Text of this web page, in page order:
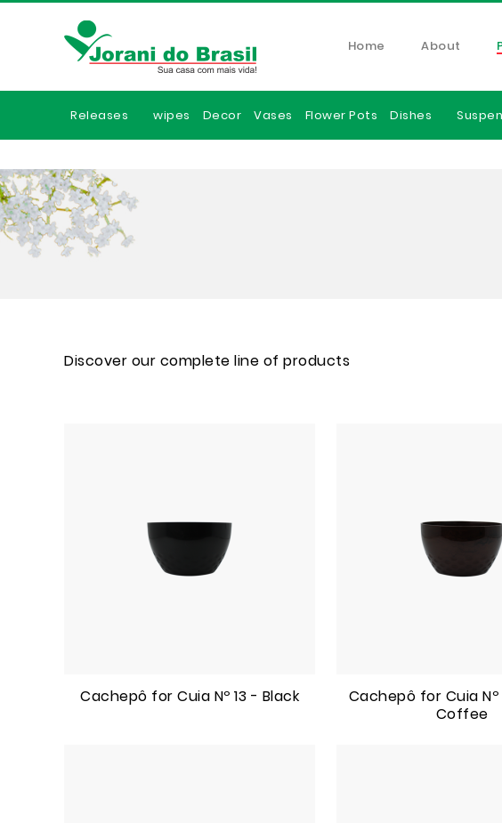
Home About
Releases wipes Decor Vases Flower Pots Dishes
Discover our complete line of products
Cachepô for Cuia Nº 13 - Black
Cachepô for Cuia Nº
Coffee